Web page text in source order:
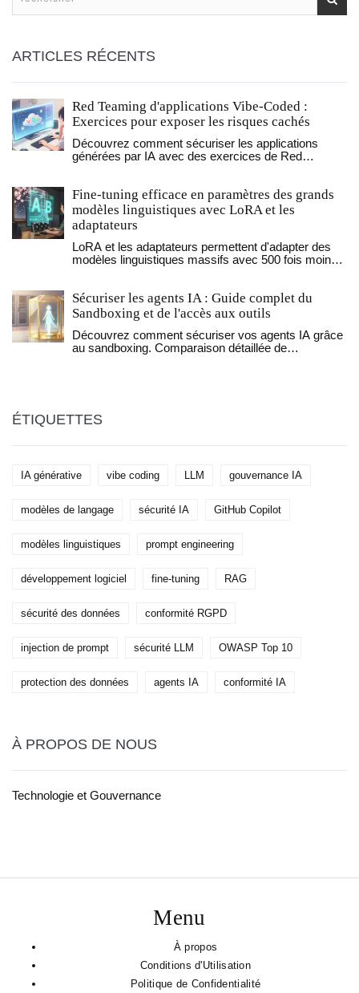
ARTICLES RÉCENTS
Red Teaming d'applications Vibe-Coded :
Exercices pour exposer les risques cachés
Découvrez comment sécuriser les applications
générées par IA avec des exercices de Red
Fine-tuning efficace en paramètres des grands
modèles linguistiques avec LoRA et les
adaptateurs
LoRA et les adaptateurs permettent d'adapter des
modèles linguistiques massifs avec 500 fois moins
avantages, leurs limites et les meilleurs outils en
2026.
Sécuriser les agents IA : Guide complet du
Sandboxing et de l'accès aux outils
Découvrez comment sécuriser vos agents IA grâce
au sandboxing. Comparaison détaillée de
ÉTIQUETTES
IA générative vibe coding LLM gouvernance IA
modèles de langage sécurité IA GitHub Copilot
modèles linguistiques prompt engineering
développement logiciel fine-tuning RAG
sécurité des données conformité RGPD
injection de prompt sécurité LLM OWASP Top 10
protection des données agents IA conformité IA
À PROPOS DE NOUS
Technologie et Gouvernance
Menu
À propos
Conditions d'Utilisation
Politique de Confidentialité